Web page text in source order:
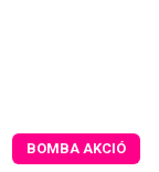
BOMBA AKCIÓ